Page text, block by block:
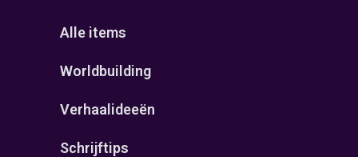
Alle items
Worldbuilding
Verhaalideeën
Schrijftips